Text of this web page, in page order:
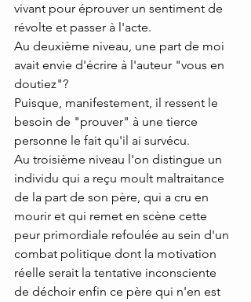
vivant pour éprouver un sentiment de
révolte et passer à l'acte.
Au deuxième niveau, une part de moi
avait envie d'écrire à l'auteur "vous en
doutiez"?
Puisque, manifestement, il ressent le
besoin de "prouver" à une tierce
personne le fait qu'il ai survécu.
Au troisième niveau l'on distingue un
individu qui a reçu moult maltraitance
de la part de son père, qui a cru en
mourir et qui remet en scène cette
peur primordiale refoulée au sein d'un
combat politique dont la motivation
réelle serait la tentative inconsciente
de déchoir enfin ce père qui n'en est